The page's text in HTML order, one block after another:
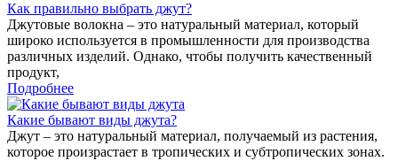
Как правильно выбрать джут?
Джутовые волокна – это натуральный материал, который
широко используется в промышленности для производства
различных изделий. Однако, чтобы получить качественный
продукт,
Подробнее
Какие бывают виды джута?
Джут – это натуральный материал, получаемый из растения,
которое произрастает в тропических и субтропических зонах.